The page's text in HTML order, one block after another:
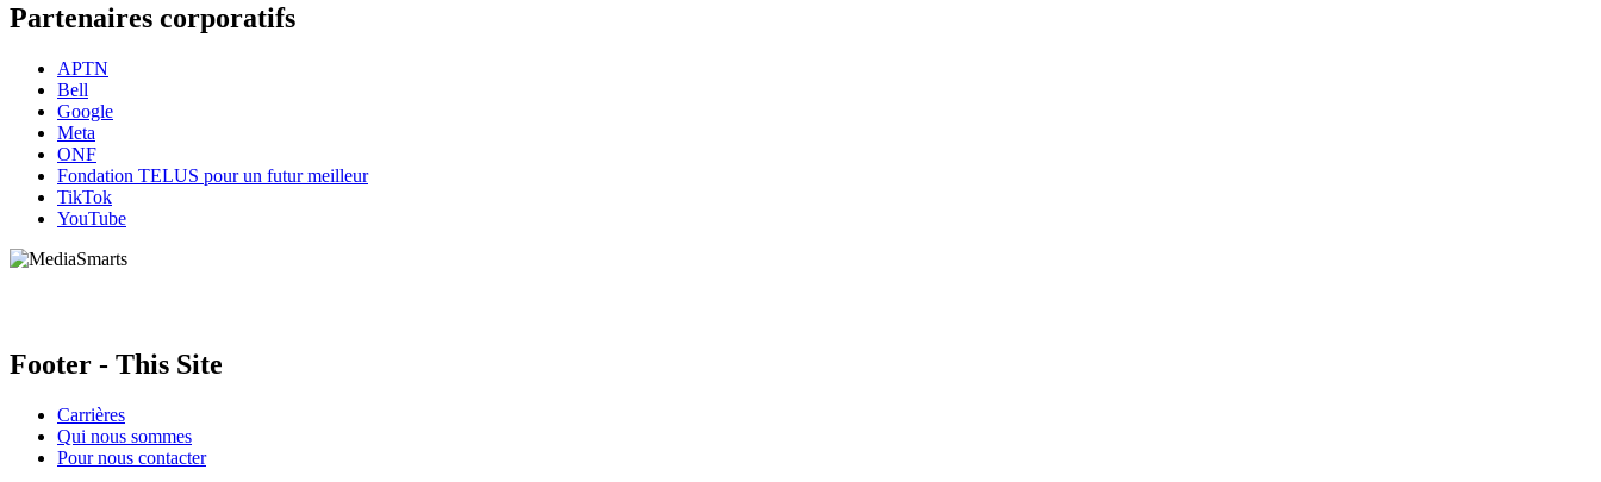
Partenaires corporatifs
APTN
Bell
Google
Meta
ONF
Fondation TELUS pour un futur meilleur
TikTok
YouTube
Footer - This Site
Carrières
Qui nous sommes
Pour nous contacter